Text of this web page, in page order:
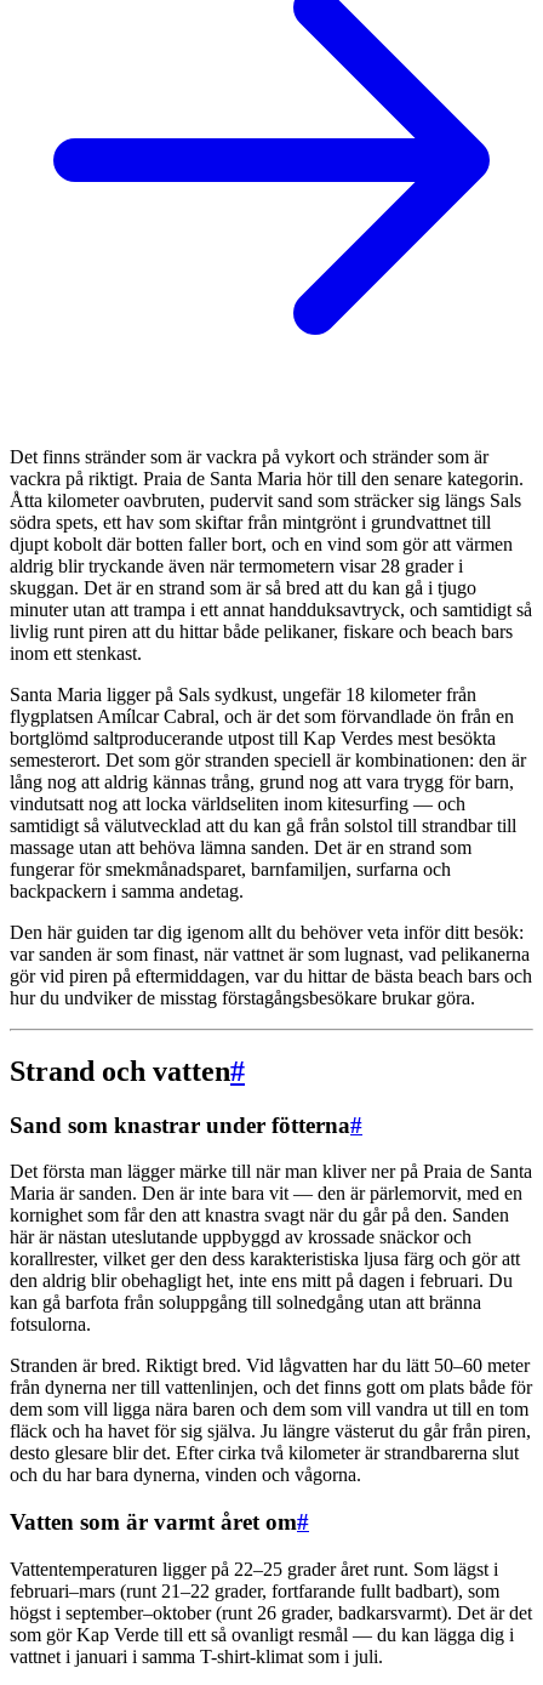
Det finns stränder som är vackra på vykort och stränder som är
vackra på riktigt. Praia de Santa Maria hör till den senare kategorin.
Åtta kilometer oavbruten, pudervit sand som sträcker sig längs Sals
södra spets, ett hav som skiftar från mintgrönt i grundvattnet till
djupt kobolt där botten faller bort, och en vind som gör att värmen
aldrig blir tryckande även när termometern visar 28 grader i
skuggan. Det är en strand som är så bred att du kan gå i tjugo
minuter utan att trampa i ett annat handduksavtryck, och samtidigt så
livlig runt piren att du hittar både pelikaner, fiskare och beach bars
inom ett stenkast.
Santa Maria ligger på Sals sydkust, ungefär 18 kilometer från
flygplatsen Amílcar Cabral, och är det som förvandlade ön från en
bortglömd saltproducerande utpost till Kap Verdes mest besökta
semesterort. Det som gör stranden speciell är kombinationen: den är
lång nog att aldrig kännas trång, grund nog att vara trygg för barn,
vindutsatt nog att locka världseliten inom kitesurfing — och
samtidigt så välutvecklad att du kan gå från solstol till strandbar till
massage utan att behöva lämna sanden. Det är en strand som
fungerar för smekmånadsparet, barnfamiljen, surfarna och
backpackern i samma andetag.
Den här guiden tar dig igenom allt du behöver veta inför ditt besök:
var sanden är som finast, när vattnet är som lugnast, vad pelikanerna
gör vid piren på eftermiddagen, var du hittar de bästa beach bars och
hur du undviker de misstag förstagångsbesökare brukar göra.
Strand och vatten#
Sand som knastrar under fötterna#
Det första man lägger märke till när man kliver ner på Praia de Santa
Maria är sanden. Den är inte bara vit — den är pärlemorvit, med en
kornighet som får den att knastra svagt när du går på den. Sanden
här är nästan uteslutande uppbyggd av krossade snäckor och
korallrester, vilket ger den dess karakteristiska ljusa färg och gör att
den aldrig blir obehagligt het, inte ens mitt på dagen i februari. Du
kan gå barfota från soluppgång till solnedgång utan att bränna
fotsulorna.
Stranden är bred. Riktigt bred. Vid lågvatten har du lätt 50–60 meter
från dynerna ner till vattenlinjen, och det finns gott om plats både för
dem som vill ligga nära baren och dem som vill vandra ut till en tom
fläck och ha havet för sig själva. Ju längre västerut du går från piren,
desto glesare blir det. Efter cirka två kilometer är strandbarerna slut
och du har bara dynerna, vinden och vågorna.
Vatten som är varmt året om#
Vattentemperaturen ligger på 22–25 grader året runt. Som lägst i
februari–mars (runt 21–22 grader, fortfarande fullt badbart), som
högst i september–oktober (runt 26 grader, badkarsvarmt). Det är det
som gör Kap Verde till ett så ovanligt resmål — du kan lägga dig i
vattnet i januari i samma T-shirt-klimat som i juli.